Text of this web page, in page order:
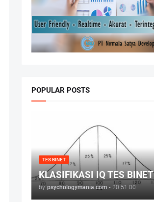
POPULAR POSTS
TES BINET
KLASIFIKASI IQ TES BINET
by psychologymania.com - 20.51.00